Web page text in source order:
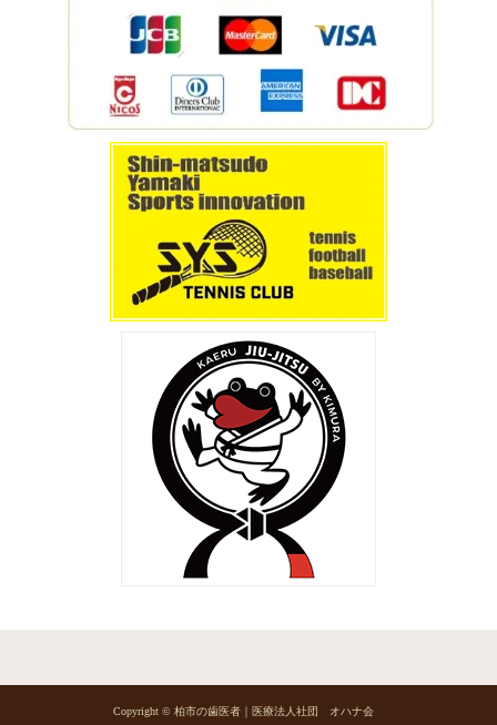
Copyright © 柏市の歯医者｜医療法人社団 オハナ会